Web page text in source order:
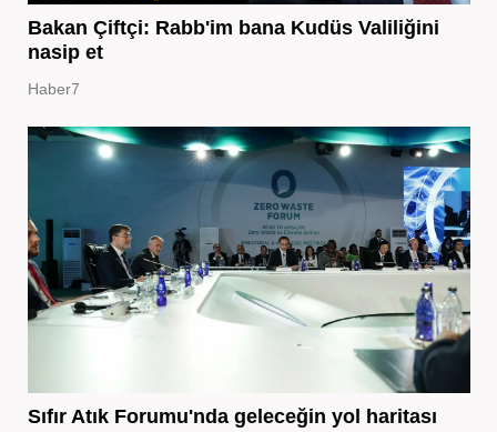
Bakan Çiftçi: Rabb'im bana Kudüs Valiliğini
nasip et
Haber7
Sıfır Atık Forumu'nda geleceğin yol haritası